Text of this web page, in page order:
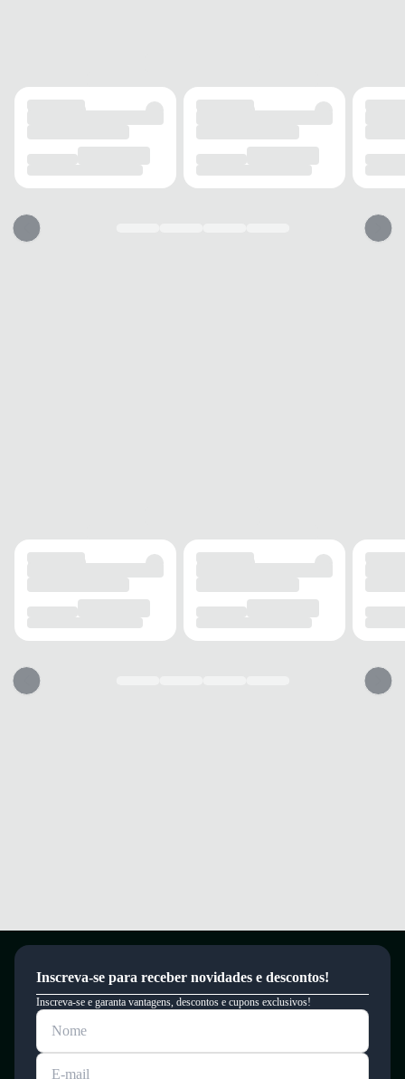
AMORTECIMENTO
Médio
FORRO
MATERIAL
Tecido
ACOLCHOAMENTO
USO
TIPO
Confeccionado em material sintético resistente para maior durabilidade.
prolongado.
Solado de borracha com alta aderência, garantindo estabilidade ao
caminhar.
Sinta conforto e segurança em cada passo com este tênis Diadora.
Garantia
Este produto possui uma garantia contra defeitos de fabricação válida por
Inscreva-se para receber novidades e descontos!
Inscreva-se e garanta vantagens, descontos e cupons exclusivos!